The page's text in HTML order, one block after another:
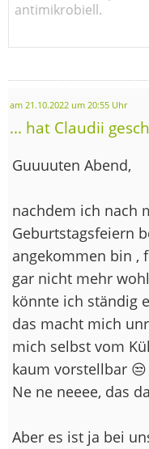
antimikrobiell.
am 21.10.2022 um 20:55 Uhr
... hat Claudii
Guuuuten Abend,
nachdem ich nach
Geburtstagsfeiern
angekommen bin ,
gar nicht mehr
könnte ich ständig
das macht mich
mich selbst vom
kaum vorstellbar 😒
Ne ne neeee, das
Aber es ist ja bei